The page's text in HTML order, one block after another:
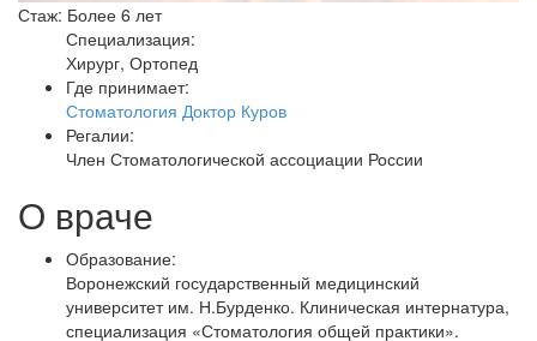
Стаж: Более 6 лет
Специализация:
Хирург, Ортопед
Где принимает:
Стоматология Доктор Куров
Регалии:
Член Стоматологической ассоциации России
О враче
Образование:
Воронежский государственный медицинский
университет им. Н.Бурденко. Клиническая интернатура,
специализация «Стоматология общей практики».